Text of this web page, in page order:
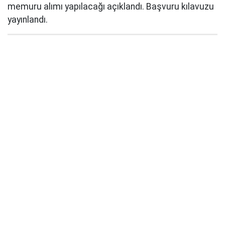
memuru alımı yapılacağı açıklandı. Başvuru kılavuzu
yayınlandı.